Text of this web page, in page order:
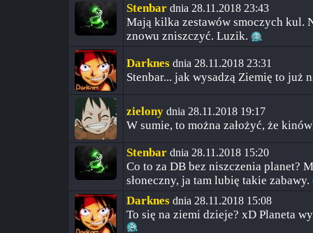
Stenbar dnia 28.11.2018 23:43
Mają kilka zestawów smoczych kul.
znowu zniszczyć. Luzik.
Darknes dnia 28.11.2018 23:31
Stenbar... jak wysadzą Ziemię to już
zielony dnia 28.11.2018 19:17
W sumie, to można założyć, że
Stenbar dnia 28.11.2018 15:20
Co to za DB bez niszczenia planet?
słoneczny, ja tam lubię takie zabawy.
Darknes dnia 28.11.2018 15:08
To się na ziemi dzieje? xD Planeta